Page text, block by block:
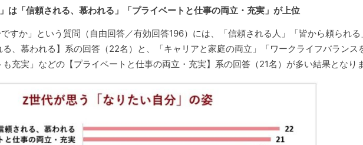
は「信頼される、慕われる」「プライベートと仕事の両立・充実」が上位
すか」という質問（自由回答／有効回答196）には、「信頼される人」「皆から頼られ
、慕われる】系の回答（22名）と、「キャリアと家庭の両立」「ワークライフバランス
充実」などの【プライベートと仕事の両立・充実】系の回答（21名）が多い結果となり